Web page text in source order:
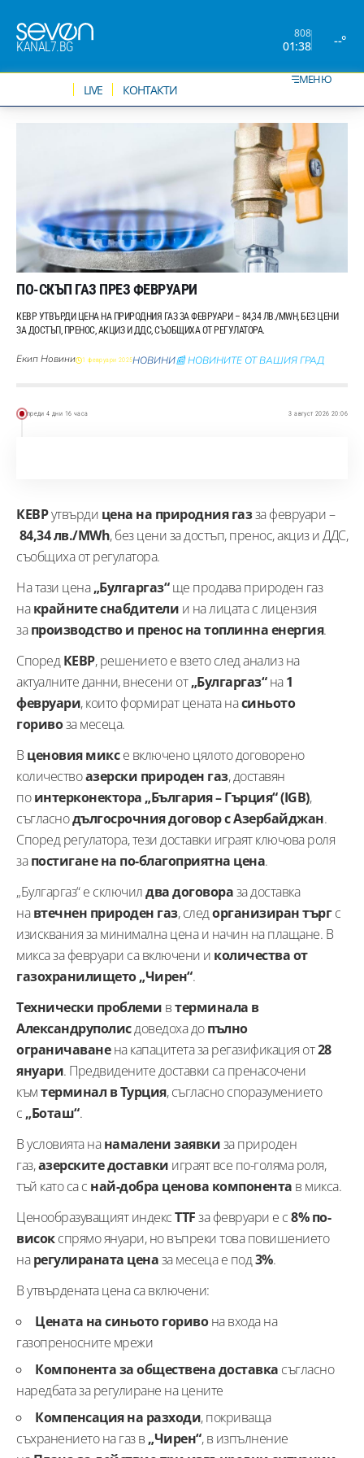
KANAL7.BG
808
01:38 --°
LIVE КОНТАКТИ
МЕНЮ
ПО-СКЪП ГАЗ ПРЕЗ ФЕВРУАРИ
КЕВР УТВЪРДИ ЦЕНА НА ПРИРОДНИЯ ГАЗ ЗА ФЕВРУАРИ – 84,34 ЛВ./MWH, БЕЗ ЦЕНИ
ЗА ДОСТЪП, ПРЕНОС, АКЦИЗ И ДДС, СЪОБЩИХА ОТ РЕГУЛАТОРА.
Екип Новини 1 февруари 2025НОВИНИ📰 НОВИНИТЕ ОТ ВАШИЯ ГРАД
преди 4 дни 16 часа 3 август 2026 20:06
КЕВРутвърди цена на природния газза февруари –
84,34 лв./MWh, без цени за достъп, пренос, акциз и ДДС,
съобщиха от регулатора.
На тази цена„Булгаргаз“ще продава природен газ
накрайните снабдители и на лицата с лицензия
запроизводство и пренос на топлинна енергия.
СпоредКЕВР, решението е взето след анализ на
актуалните данни, внесени от„Булгаргаз“на1
февруари, които формират цената насиньото
горивоза месеца.
Вценовия миксе включено цялото договорено
количествоазерски природен газ, доставян
поинтерконектора „България – Гърция“ (IGB),
съгласнодългосрочния договор с Азербайджан.
Според регулатора, тези доставки играят ключова роля
запостигане на по-благоприятна цена.
„Булгаргаз“ е сключилдва договораза доставка
навтечнен природен газ, следорганизиран търгс
изисквания за минимална цена и начин на плащане. В
микса за февруари са включени и количества от
газохранилището „Чирен“.
Технически проблеми втерминала в
Александруполисдоведоха допълно
ограничаванена капацитета за регазификация от28
януари. Предвидените доставки са пренасочени
къмтерминал в Турция, съгласно споразумението
с „Боташ“.
В условията нанамалени заявкиза природен
газ,азерските доставки играят все по-голяма роля,
тъй като са с най-добра ценова компонента в микса.
Ценообразуващият индексTTFза февруари е с8% по-
високспрямо януари, но въпреки това повишението
нарегулираната ценаза месеца е под3%.
В утвърдената цена са включени:
Цената на синьото горивона входа на
газопреносните мрежи
Компонента за обществена доставка съгласно
наредбата за регулиране на цените
Компенсация на разходи, покриваща
съхранението на газ в „Чирен“, в изпълнение